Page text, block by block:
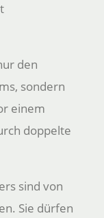
den
sondern
einem
doppelte
sind von
Sie dürfen